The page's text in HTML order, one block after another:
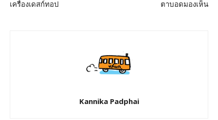
เครื่องเดสก์ทอป
ตาบอดมองเห็น
Kannika Padphai